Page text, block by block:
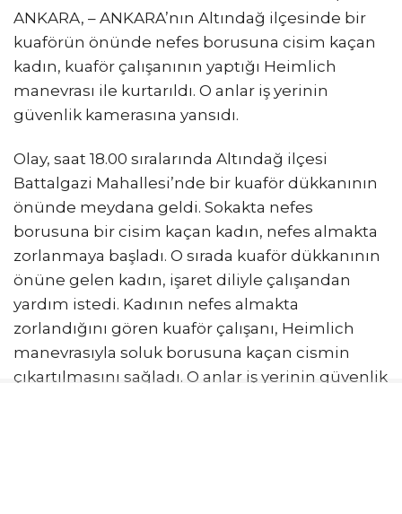
ANKARA, – ANKARA’nın Altındağ ilçesinde bir
kuaförün önünde nefes borusuna cisim kaçan
kadın, kuaför çalışanının yaptığı Heimlich
manevrası ile kurtarıldı. O anlar iş yerinin
güvenlik kamerasına yansıdı.
Olay, saat 18.00 sıralarında Altındağ ilçesi
Battalgazi Mahallesi’nde bir kuaför dükkanının
önünde meydana geldi. Sokakta nefes
borusuna bir cisim kaçan kadın, nefes almakta
zorlanmaya başladı. O sırada kuaför dükkanının
önüne gelen kadın, işaret diliyle çalışandan
yardım istedi. Kadının nefes almakta
zorlandığını gören kuaför çalışanı, Heimlich
manevrasıyla soluk borusuna kaçan cismin
çıkartılmasını sağladı. O anlar iş yerinin güvenlik